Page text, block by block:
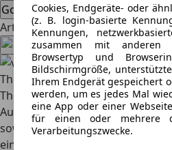
Cookies, Endgeräte- oder
(z. B. login-basierte
Kennungen,
zusammen mit anderen
Browsertyp und
Bildschirmgröße,
Ihrem Endgerät gespeichert
werden, um es jedes Mal
eine App oder einer
für einen oder mehrere
Verarbeitungszwecke.
Golf 8 GTI Clubsport
Artikel teilen
Thomas Vogelhuber
Thomas Vogelhuber ist seit März
AutoScout24 Magazins und
sowie strategische Ausrichtung
einschließlich der